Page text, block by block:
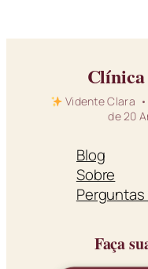
Vidente Clara
de 20
Blog
Sobre
Faça